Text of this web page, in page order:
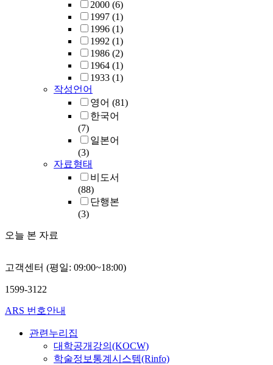
2000 (6)
1997 (1)
1996 (1)
1992 (1)
1986 (2)
1964 (1)
1933 (1)
작성언어
영어 (81)
한국어
(7)
일본어
(3)
자료형태
비도서
(88)
단행본
(3)
오늘 본 자료
고객센터 (평일: 09:00~18:00)
1599-3122
ARS 번호안내
관련누리집
대학공개강의(KOCW)
학술정보통계시스템(Rinfo)